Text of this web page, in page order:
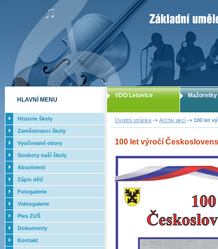
ZUŠ Letovice
Úvodní stránka -> Archiv akcí -> 100 let
100 let výročí
VDO Letovice Mažoretky
HLAVNÍ MENU
Historie školy
Zaměstnanci školy
Vyučované obory
Soubory naší školy
Absolventi
Zápis dětí
Fotogalerie
Videogalerie
Ples ZUŠ
Dokumenty
Kontakt